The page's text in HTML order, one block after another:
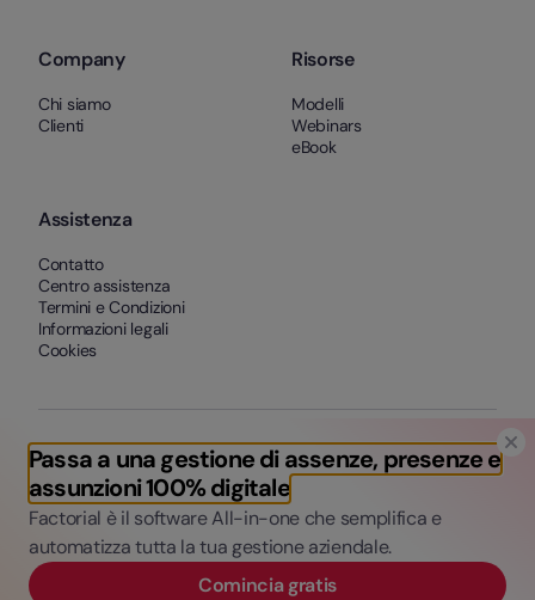
Passa a una gestione di assenze, presenze e
assunzioni 100% digitale
Factorial è il software All-in-one che semplifica e
automatizza tutta la tua gestione aziendale.
Comincia gratis
Company
Chi siamo
Clienti
Risorse
Modelli
Webinars
eBook
Assistenza
Contatto
Centro assistenza
Termini e Condizioni
Informazioni legali
Cookies